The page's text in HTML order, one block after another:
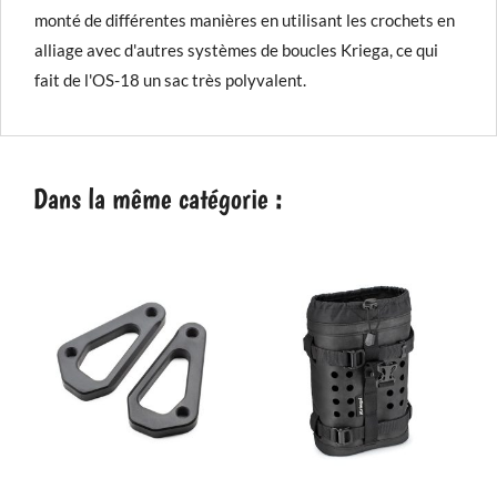
monté de différentes manières en utilisant les crochets en
alliage avec d'autres systèmes de boucles Kriega, ce qui
fait de l'OS-18 un sac très polyvalent.
Dans la même catégorie :